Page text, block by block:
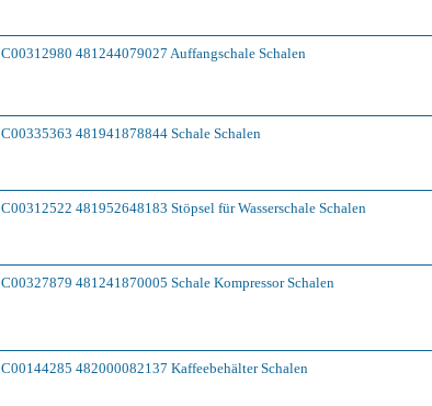
C00312980 481244079027 Auffangschale Schalen
C00335363 481941878844 Schale Schalen
C00312522 481952648183 Stöpsel für Wasserschale Schalen
C00327879 481241870005 Schale Kompressor Schalen
C00144285 482000082137 Kaffeebehälter Schalen